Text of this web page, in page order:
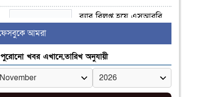
৪
র‍্যাব বিলুপ্ত হয়ে এসআরবি,
৫
খোকসায় বিএনপি নেতা
নাফিজ আহমেদ রাজুর ওপর
সশস্ত্র হামলা, গুরুতর আহত
আমরা
পুরোনো খবর এখানে,তারিখ অনুযায়ী